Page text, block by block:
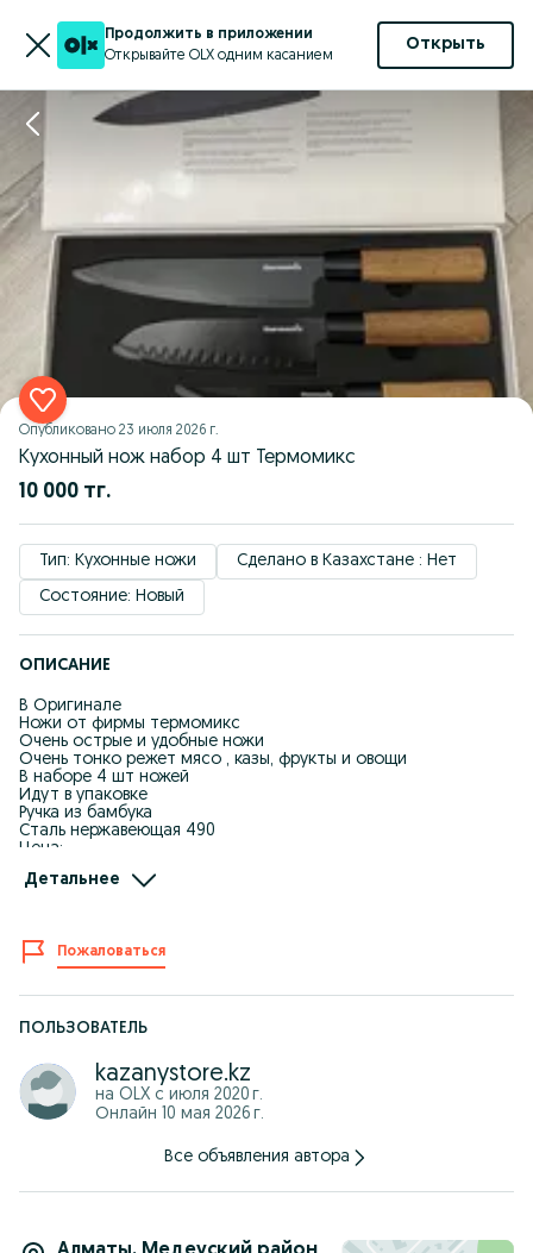
Продолжить в приложении
Открывайте OLX одним касанием
Открыть
Опубликовано 23 июля 2026 г.
Кухонный нож набор 4 шт Термомикс
10 000 тг.
Тип: Кухонные ножи
Сделано в Казахстане : Нет
Состояние: Новый
ОПИСАНИЕ
В Оригинале
Ножи от фирмы термомикс
Очень острые и удобные ножи
Очень тонко режет мясо , казы, фрукты и овощи
В наборе 4 шт ножей
Идут в упаковке
Ручка из бамбука
Сталь нержавеющая 490
Цена:
За 2 набор - 8000 тг
Тел 87*******487
Детальнее
Пожаловаться
ПОЛЬЗОВАТЕЛЬ
kazanystore.kz
на OLX с июля 2020 г.
Онлайн 10 мая 2026 г.
Все объявления автора